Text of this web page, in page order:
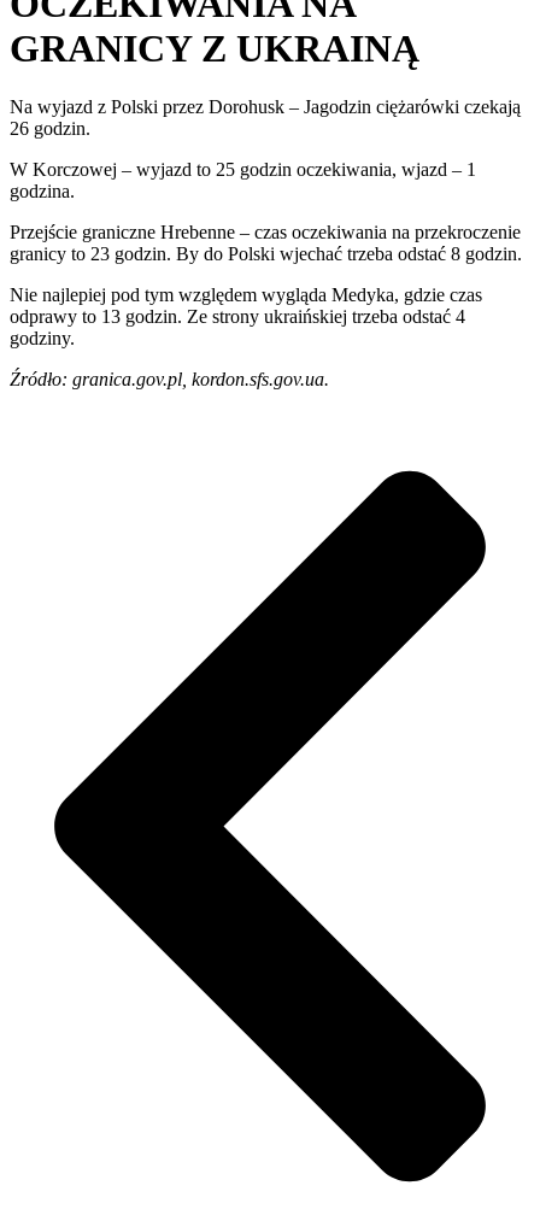
GRANICY Z UKRAINĄ
Na wyjazd z Polski przez Dorohusk – Jagodzin ciężarówki czekają
26 godzin.
W Korczowej – wyjazd to 25 godzin oczekiwania, wjazd – 1
godzina.
Przejście graniczne Hrebenne – czas oczekiwania na przekroczenie
granicy to 23 godzin. By do Polski wjechać trzeba odstać 8 godzin.
Nie najlepiej pod tym względem wygląda Medyka, gdzie czas
odprawy to 13 godzin. Ze strony ukraińskiej trzeba odstać 4
godziny.
Źródło: granica.gov.pl, kordon.sfs.gov.ua.